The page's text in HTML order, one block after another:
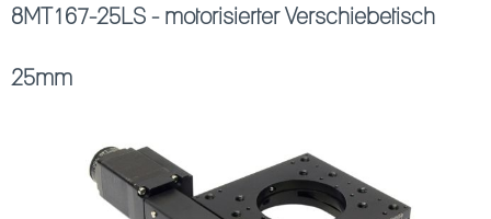
8MT167-25LS - motorisierter Verschiebetisch
25mm